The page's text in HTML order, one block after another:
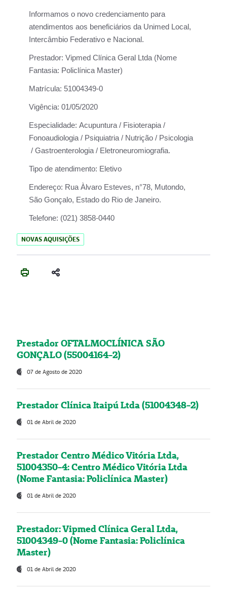
Informamos o novo credenciamento para
atendimentos aos beneficiários da Unimed Local,
Intercâmbio Federativo e Nacional.
Prestador: Vipmed Clínica Geral Ltda (Nome
Fantasia: Policlínica Master)
Matrícula: 51004349-0
Vigência: 01/05/2020
Especialidade: Acupuntura / Fisioterapia /
Fonoaudiologia / Psiquiatria / Nutrição / Psicologia
/ Gastroenterologia / Eletroneuromiografia.
Tipo de atendimento: Eletivo
Endereço: Rua Àlvaro Esteves, n°78, Mutondo,
São Gonçalo, Estado do Rio de Janeiro.
Telefone: (021) 3858-0440
NOVAS AQUISIÇÕES
Prestador OFTALMOCLÍNICA SÃO
GONÇALO (55004164-2)
07 de Agosto de 2020
Prestador Clínica Itaipú Ltda (51004348-2)
01 de Abril de 2020
Prestador Centro Médico Vitória Ltda,
51004350-4: Centro Médico Vitória Ltda
(Nome Fantasia: Policlínica Master)
01 de Abril de 2020
Prestador: Vipmed Clínica Geral Ltda,
51004349-0 (Nome Fantasia: Policlínica
Master)
01 de Abril de 2020